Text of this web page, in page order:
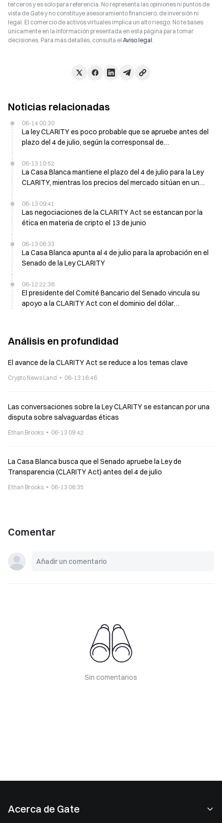
terceros y es solo para referencia. No representa las opiniones ni puntos de
vista de Gate y no constituye asesoramiento financiero, de inversión ni
legal. El comercio de activos virtuales implica un alto riesgo. No te bases
únicamente en la información presentada en esta página para tomar
decisiones. Para más detalles, consulta el Aviso legal.
Noticias relacionadas
06-14 00:30
La ley CLARITY es poco probable que se apruebe antes del
plazo del 4 de julio, según la corresponsal de
06-13 10:52
La Casa Blanca mantiene el plazo del 4 de julio para la Ley
CLARITY, mientras los precios del mercado sitúan en un
06-13 09:41
Las negociaciones de la CLARITY Act se estancan por la
ética en materia de cripto el 13 de junio
06-13 06:33
La Casa Blanca apunta al 4 de julio para la aprobación en el
Senado de la Ley CLARITY
06-12 22:36
El presidente del Comité Bancario del Senado vincula su
apoyo a la CLARITY Act con el dominio del dólar
Análisis en profundidad
El avance de la CLARITY Act se reduce a los temas clave
Crypto News Land 06-13 16:46
Las conversaciones sobre la Ley CLARITY se estancan por una
disputa sobre salvaguardas éticas
Ethan Brooks 06-13 09:42
La Casa Blanca busca que el Senado apruebe la Ley de
Transparencia (CLARITY Act) antes del 4 de julio
Ethan Brooks 06-13 06:35
Comentar
Sin comentarios
Acerca de Gate